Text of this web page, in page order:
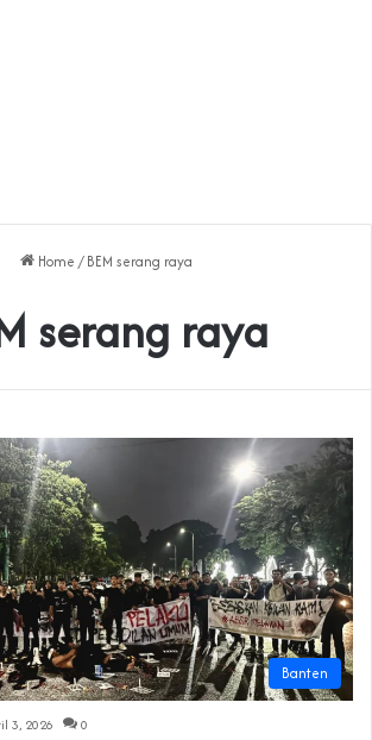
Home / BEM serang raya
serang raya
Banten
3, 2026 0